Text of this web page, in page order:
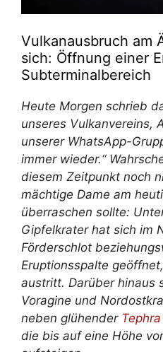
Vulkanausbruch am
sich: Öffnung einer
Subterminalbereich
Heute Morgen schrieb
unseres Vulkanvereins,
unserer WhatsApp-
immer wieder.“
diesem Zeitpunkt noch
mächtige Dame am
überraschen sollte:
Gipfelkrater hat sich im
Förderschlot
Eruptionsspalte
austritt. Darüber hinaus
Voragine und
neben glühender Tephra
die bis auf eine Höhe